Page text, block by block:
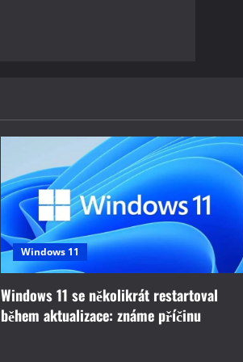
Windows 11
Windows 11 se několikrát restartoval
během aktualizace: známe příčinu